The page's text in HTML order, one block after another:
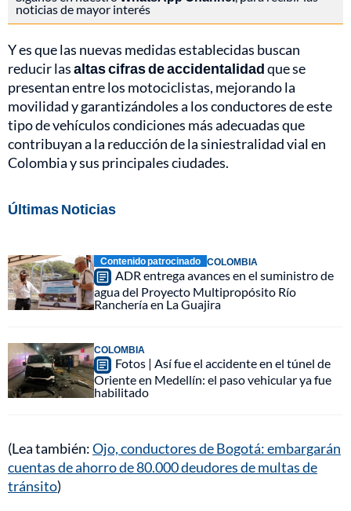
noticias de mayor interés
Y es que las nuevas medidas establecidas buscan
reducir lasaltas cifras de accidentalidadque se
presentan entre los motociclistas, mejorando la
movilidad y garantizándoles a los conductores de este
tipo de vehículos condiciones más adecuadas que
contribuyan a la reducción de la siniestralidad vial en
Colombia y sus principales ciudades.
Últimas Noticias
Contenido patrocinado COLOMBIA
ADR entrega avances en el suministro de
agua del Proyecto Multipropósito Río
Ranchería en La Guajira
COLOMBIA
Fotos | Así fue el accidente en el túnel de
Oriente en Medellín: el paso vehicular ya fue
habilitado
(Lea también:Ojo, conductores de Bogotá: embargarán
cuentas de ahorro de 80.000 deudores de multas de
tránsito)